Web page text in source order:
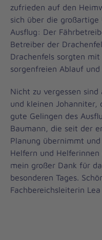
zufrieden auf den
sich über die
Ausflug: Der
Betreiber der
Drachenfels sorgten
sorgenfreien Ablauf
Nicht zu vergessen
und kleinen Johanniter,
gute Gelingen des
Baumann, die seit der
Planung übernimmt
Helfern und
mein großer Dank für
besonderen Tages.
Fachbereichsleiterin